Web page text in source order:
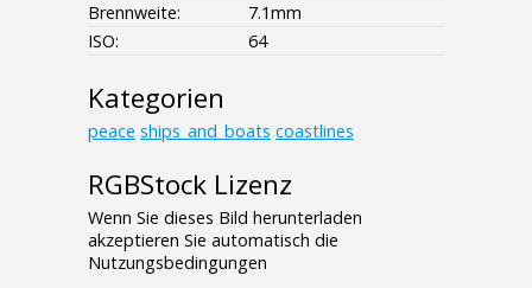
Brennweite:
7.1mm
ISO:
64
Kategorien
peace ships_and_boats coastlines
RGBStock Lizenz
Wenn Sie dieses Bild herunterladen
akzeptieren Sie automatisch die
Nutzungsbedingungen